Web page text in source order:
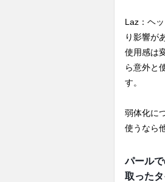
Laz：ヘ
り影響が
使用感は
ら意外と
す。
弱体化に
使うなら
パール
取った